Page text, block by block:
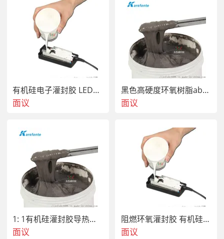
具有优异的电气特性：具有优异的绝缘、导热、散热、抗震、耐电晕、防漏电和耐化学介质性
能，因此对于电子 电器等产品能提供保护，密封和绝缘的功能 耐高低温、抗老化性好。固化
,吸收振动及激震，抗冲击性好具有 良好及缓冲效果， 对电子、电器、玻璃等易碎品提供
耐震荡冲击及可靠性
有机硅电子灌封胶 LED封装胶 有弹性灌封胶
面议
黑色高硬度环氧树脂ab灌封胶水
面议
1: 1有机硅灌封胶导热电源硅胶电子元器件固定胶
面议
阻燃环氧灌封胶 有机硅灌封胶 导热灌封胶
面议